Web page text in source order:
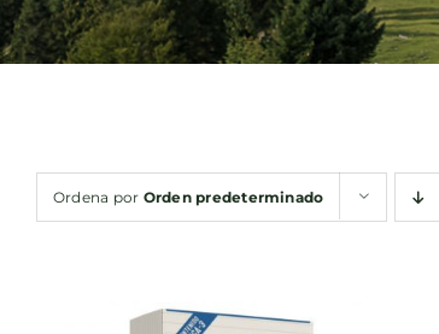
Ordena por Orden predeterminado